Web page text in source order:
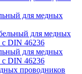
для медных
для медных
с DIN 46236